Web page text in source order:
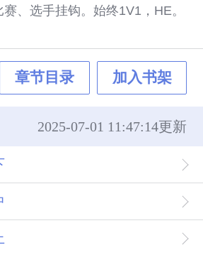
、选手挂钩。始终1V1，HE。
章节目录 加入书架
2025-07-01 11:47:14更新